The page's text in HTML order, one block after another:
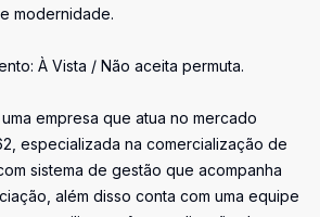
modernidade.
À Vista / Não aceita permuta.
empresa que atua no mercado
especializada na comercialização de
sistema de gestão que acompanha
além disso conta com uma equipe